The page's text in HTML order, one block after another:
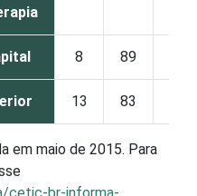
8 89
13 83
em maio de 2015. Para